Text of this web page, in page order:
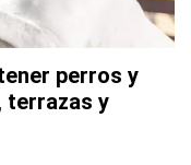
perros y
terrazas y